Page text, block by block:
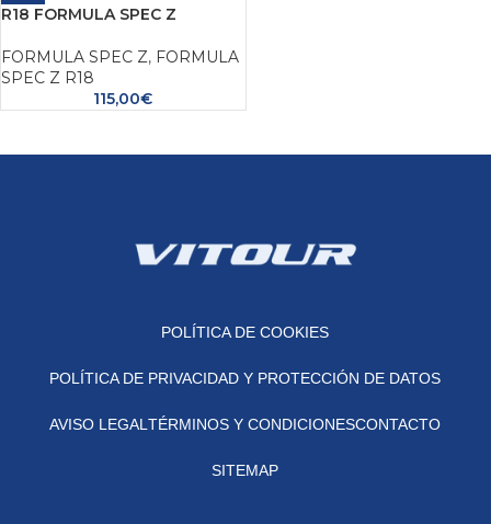
R18 FORMULA SPEC Z
FORMULA SPEC Z, FORMULA
SPEC Z R18
115,00€
POLÍTICA DE COOKIES
POLÍTICA DE PRIVACIDAD Y PROTECCIÓN DE DATOS
AVISO LEGALTÉRMINOS Y CONDICIONESCONTACTO
SITEMAP